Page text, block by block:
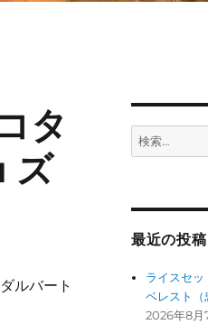
タ
ズ
ルバート
検
索:
最近の投稿
ライスセ
ベレスト（
2026年8月